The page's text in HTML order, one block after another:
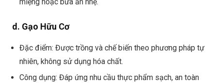
d. Gạo Hữu Cơ
Đặc điểm: Được trồng và chế biến theo phương pháp tự
nhiên, không sử dụng hóa chất.
Công dụng: Đáp ứng nhu cầu thực phẩm sạch, an toàn